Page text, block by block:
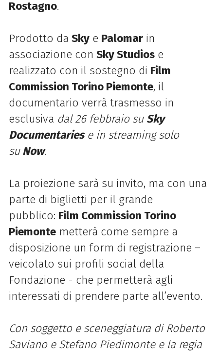
Rostagno.
Prodotto da Sky e Palomar in
associazione con Sky Studios e
realizzato con il sostegno di Film
Commission Torino Piemonte, il
documentario verrà trasmesso in
esclusiva dal 26 febbraio su Sky
Documentaries e in streaming solo
su Now.
La proiezione sarà su invito, ma con una
parte di biglietti per il grande
pubblico: Film Commission Torino
Piemonte metterà come sempre a
disposizione un form di registrazione –
veicolato sui profili social della
Fondazione - che permetterà agli
interessati di prendere parte all’evento.
Con soggetto e sceneggiatura di Roberto
Saviano e Stefano Piedimonte e la regia